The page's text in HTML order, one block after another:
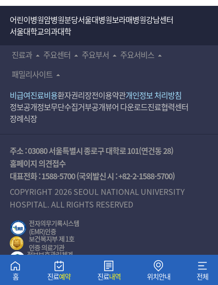
홈 진료예약 진료내역 위치안내 전체
어린이병원암병원분당서울대병원보라매병원강남센터
서울대학교의과대학
진료과
주요센터 주요부서
주요서비스
패밀리사이트
비급여진료비용환자권리장전이용약관개인정보 처리방침
정보공개정보무단수집거부공개뷰어 다운로드진료협력센터
장례식장
주소 : 03080 서울특별시 종로구 대학로 101(연건동 28)
홈페이지 의견접수
대표전화 :1588-5700(국외발신 시 :+82-2-1588-5700)
COPYRIGHT 2026 SEOUL NATIONAL UNIVERSITY
HOSPITAL. ALL RIGHTS RESERVED